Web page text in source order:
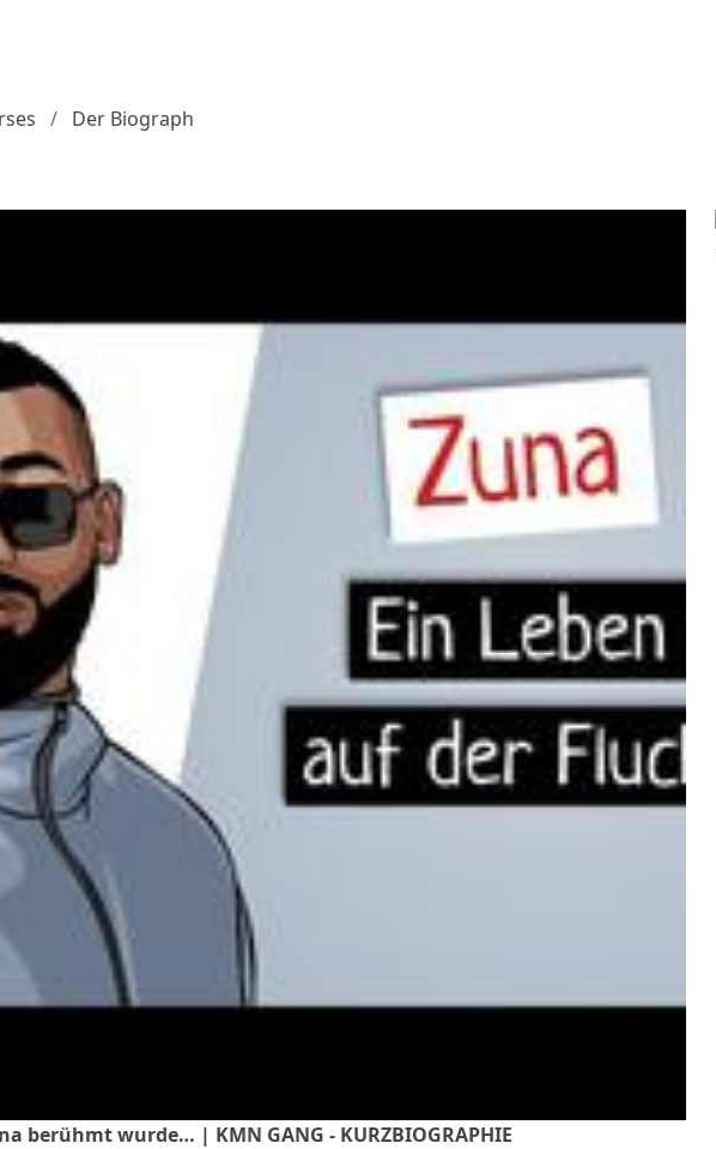
Der Biograph
berühmt wurde… | KMN GANG - KURZBIOGRAPHIE